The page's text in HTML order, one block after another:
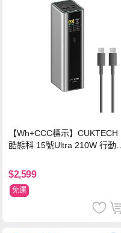
【Wh+CCC標示】CUKTECH
酷態科 15號Ultra 210W 行動電
$2,599
免運